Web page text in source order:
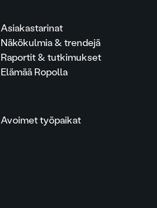
Asiakastarinat
Näkökulmia & trendejä
Raportit & tutkimukset
Elämää Ropolla
Avoimet työpaikat